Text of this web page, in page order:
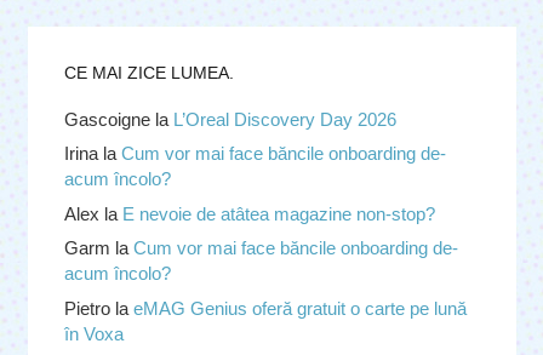
CE MAI ZICE LUMEA.
Gascoignela L’Oreal Discovery Day 2026
IrinalaCum vor mai face băncile onboarding de-
acum încolo?
Alex la E nevoie de atâtea magazine non-stop?
Garm laCum vor mai face băncile onboarding de-
acum încolo?
Pietrola eMAG Genius oferă gratuit o carte pe lună
în Voxa